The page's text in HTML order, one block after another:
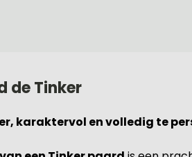
de Tinker
karaktervol en volledig te